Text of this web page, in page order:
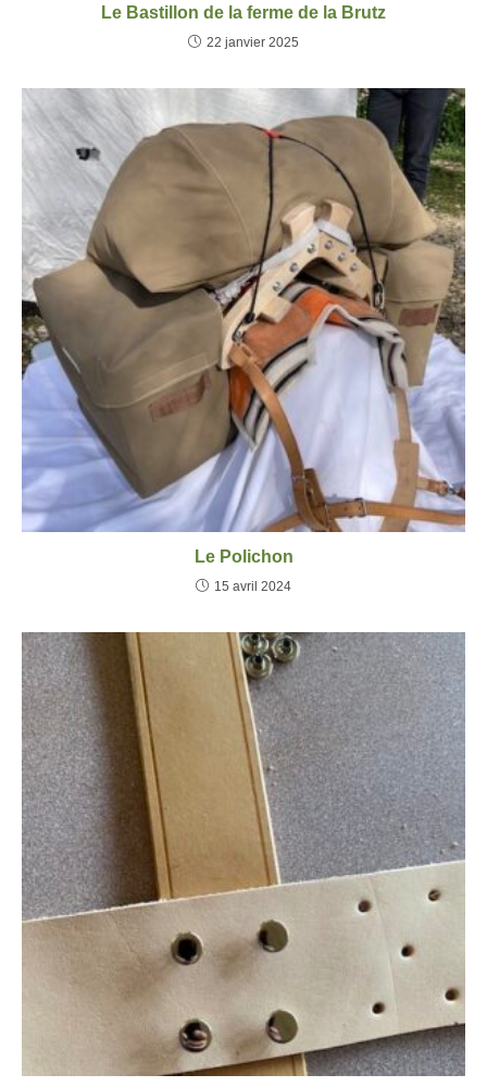
Le Bastillon de la ferme de la Brutz
22 janvier 2025
Le Polichon
15 avril 2024